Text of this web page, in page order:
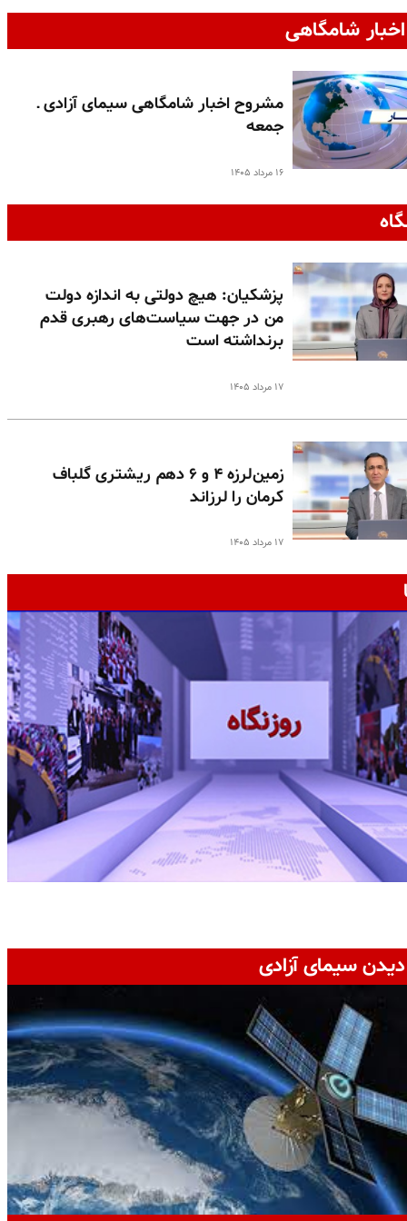
شامگاهی
مشروح اخبار شامگاهی سیمای آزادی ـ
جمعه
۱۶ مرداد ۱۴۰۵
پزشکیان: هیچ دولتی به اندازه دولت
من در جهت سیاست‌های رهبری قدم
برنداشته است
۱۷ مرداد ۱۴۰۵
زمین‌لرزه ۴ و ۶ دهم ریشتری گلباف
کرمان را لرزاند
۱۷ مرداد ۱۴۰۵
سیمای آزادی